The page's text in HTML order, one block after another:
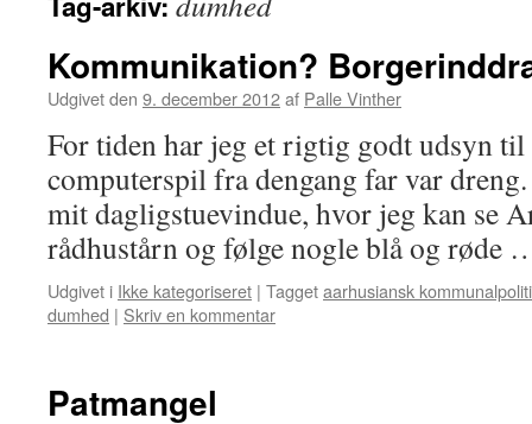
Kommunikation?
Udgivet den 9. december 2012af Palle Vinther
For tiden har jeg et rigtig godt udsyn
computerspil fra dengang far var
mit dagligstuevindue, hvor jeg kan se
rådhustårn og følge nogle blå og røde
Udgivet i Ikke kategoriseret | Taggetaarhusiansk
dumhed | Skriv en kommentar
Patmangel